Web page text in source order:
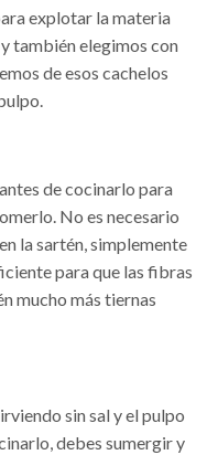
explotar la materia
también elegimos con
de esos cachelos
de cocinarlo para
No es necesario
la sartén, simplemente
para que las fibras
mucho más tiernas
sin sal y el pulpo
debes sumergir y